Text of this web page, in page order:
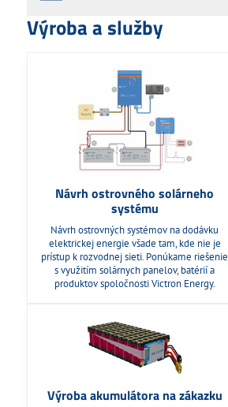
Výroba a služby
Návrh ostrovného solárneho
systému
Návrh ostrovných systémov na dodávku
elektrickej energie všade tam, kde nie je
prístup k rozvodnej sieti. Ponúkame riešenie
s využitím solárnych panelov, batérií a
produktov spoločnosti Victron Energy.
Výroba akumulátora na zákazku